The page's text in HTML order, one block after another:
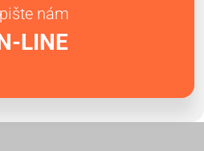
nám
LINE